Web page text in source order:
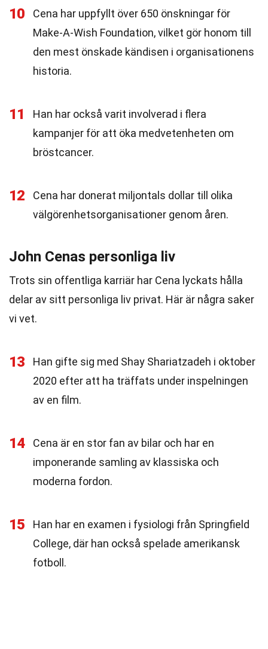
10
Cena har uppfyllt över 650 önskningar för
Make-A-Wish Foundation, vilket gör honom till
den mest önskade kändisen i organisationens
historia.
11
Han har också varit involverad i flera
kampanjer för att öka medvetenheten om
bröstcancer.
12
Cena har donerat miljontals dollar till olika
välgörenhetsorganisationer genom åren.
John Cenas personliga liv
Trots sin offentliga karriär har Cena lyckats hålla
delar av sitt personliga liv privat. Här är några saker
vi vet.
13
Han gifte sig med Shay Shariatzadeh i oktober
2020 efter att ha träffats under inspelningen
av en film.
14
Cena är en stor fan av bilar och har en
imponerande samling av klassiska och
moderna fordon.
15
Han har en examen i fysiologi från Springfield
College, där han också spelade amerikansk
fotboll.